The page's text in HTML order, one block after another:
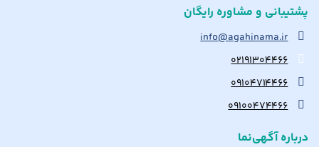
پشتیبانی و مشاوره رایگان
info@agahinama.ir
۰۲۱۹۱۳۰۴۴۶۶
۰۹۱۰۴۷۱۴۴۶۶
۰۹۱۰۰۴۷۴۴۶۶
درباره آگهی‌نما